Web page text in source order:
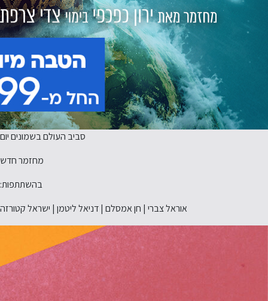
סביב העולם בשמונים יום
מחזמר חדש
בהשתתפות:
אוראל צברי | חן אמסלם | דניאל ליטמן | ישראל קטורזה